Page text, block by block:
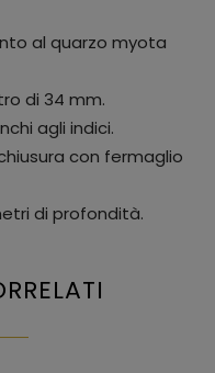
al quarzo myota
di 34 mm.
agli indici.
con fermaglio
di profondità.